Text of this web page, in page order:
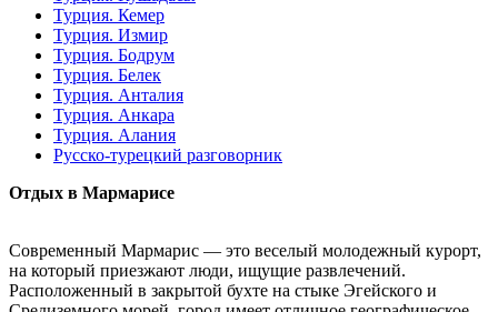
Турция. Кемер
Турция. Измир
Турция. Бодрум
Турция. Белек
Турция. Анталия
Турция. Анкара
Турция. Алания
Русско-турецкий разговорник
Отдых в Мармарисе
Современный Мармарис — это веселый молодежный курорт,
на который приезжают люди, ищущие развлечений.
Расположенный в закрытой бухте на стыке Эгейского и